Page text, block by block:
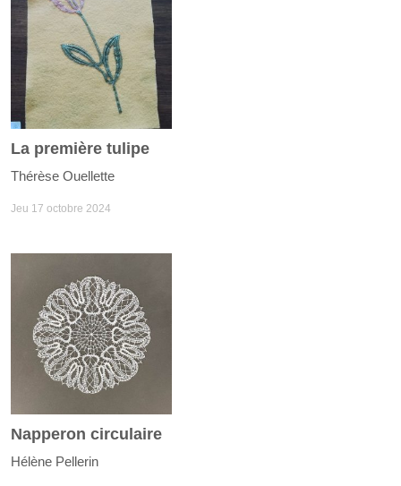
La première tulipe
Thérèse Ouellette
Jeu 17 octobre 2024
Napperon circulaire
Hélène Pellerin